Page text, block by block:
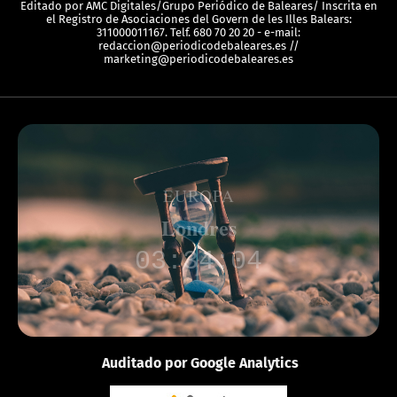
Editado por AMC Digitales/Grupo Periódico de Baleares/ Inscrita en
el Registro de Asociaciones del Govern de les Illes Balears:
311000011167. Telf. 680 70 20 20 - e-mail:
redaccion@periodicodebaleares.es //
marketing@periodicodebaleares.es
EUROPA
Londres
03:34:04
Auditado por Google Analytics